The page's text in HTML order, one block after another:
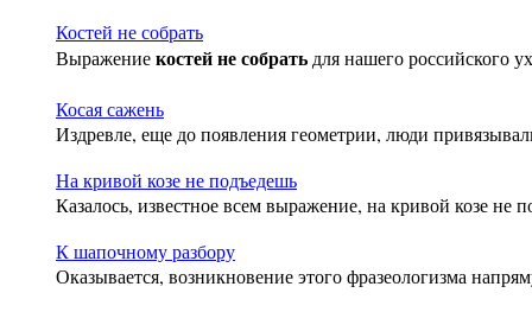
Костей не собрать
Выражениекостей не собрать для нашего российского
Косая сажень
Издревле, еще до появления геометрии, люди
На кривой козе не подъедешь
Казалось, известное всем выражение, на кривой козе не
Кшапочному разбору
Оказывается, возникновение этого фразеологизма